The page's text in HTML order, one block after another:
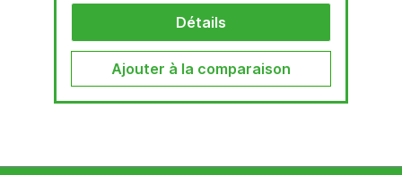
Détails
Ajouter à la comparaison